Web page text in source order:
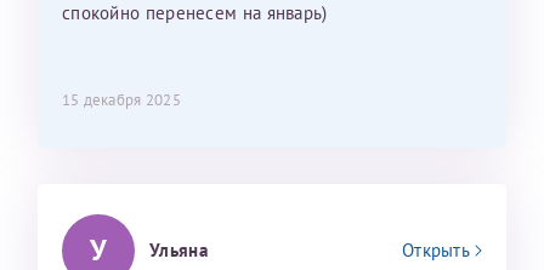
спокойно перенесем на январь)
15 декабря 2025
У Ульяна Открыть